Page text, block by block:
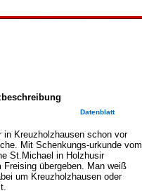
Datenblatt
in Kreuzholzhausen schon vor
Mit Schenkungs-urkunde vom
St.Michael in Holzhusir
übergeben. Man weiß
um Kreuzholzhausen oder